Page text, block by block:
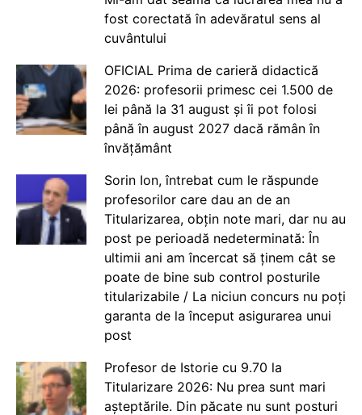
fost corectată în adevăratul sens al
cuvântului
OFICIAL Prima de carieră didactică
2026: profesorii primesc cei 1.500 de
lei până la 31 august și îi pot folosi
până în august 2027 dacă rămân în
învățământ
Sorin Ion, întrebat cum le răspunde
profesorilor care dau an de an
Titularizarea, obțin note mari, dar nu au
post pe perioadă nedeterminată: În
ultimii ani am încercat să ținem cât se
poate de bine sub control posturile
titularizabile / La niciun concurs nu poți
garanta de la început asigurarea unui
post
Profesor de Istorie cu 9.70 la
Titularizare 2026: Nu prea sunt mari
așteptările. Din păcate nu sunt posturi